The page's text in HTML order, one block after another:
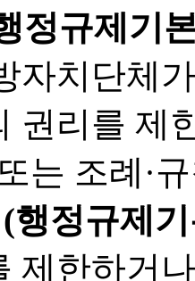
정규제기
자치단체
권리를 제
는 조례·
행정규제
제한하거